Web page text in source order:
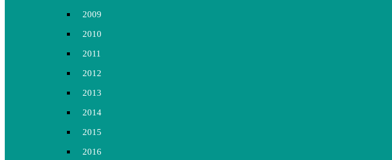
2009
2010
2011
2012
2013
2014
2015
2016